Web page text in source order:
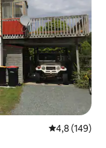
Évaluation
4,8 (149)